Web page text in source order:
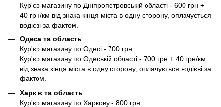
Кур'єр магазину по Дніпропетровській області - 600 грн +
40 грн/км від знака кінця міста в одну сторону, оплачується
водієві за фактом.
Одеса та область
Кур'єр магазину по Одесі - 700 грн.
Кур'єр магазину по Одеській області - 700 грн + 40 грн/км
від знака кінця міста в одну сторону, оплачується водієві за
фактом.
Харків та область
Кур'єр магазину по Харкову - 800 грн.